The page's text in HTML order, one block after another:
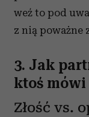
weź to pod
z nią poważne
3. Jak
ktoś mówi
Złość vs.